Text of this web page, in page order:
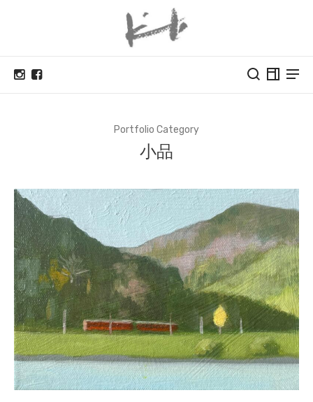
Portfolio Category
小品